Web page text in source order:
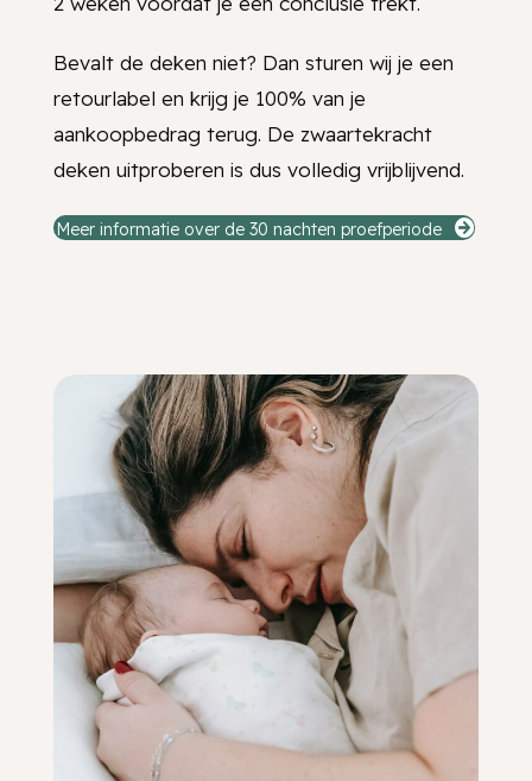
Bevalt de deken niet? Dan sturen wij je een
retourlabel en krijg je 100% van je
aankoopbedrag terug. De zwaartekracht
deken uitproberen is dus volledig vrijblijvend.
Meer informatie over de 30 nachten proefperiode